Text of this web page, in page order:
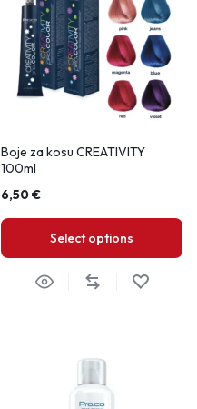
Boje za kosu CREATIVITY
100ml
6,50€
Select options